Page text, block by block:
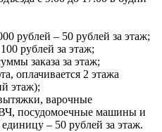
рублей – 50 рублей за этаж;
рублей за этаж;
заказа за этаж;
оплачивается 2 этажа
этаж);
варочные
посудомоечные машины и
– 50 рублей за этаж.